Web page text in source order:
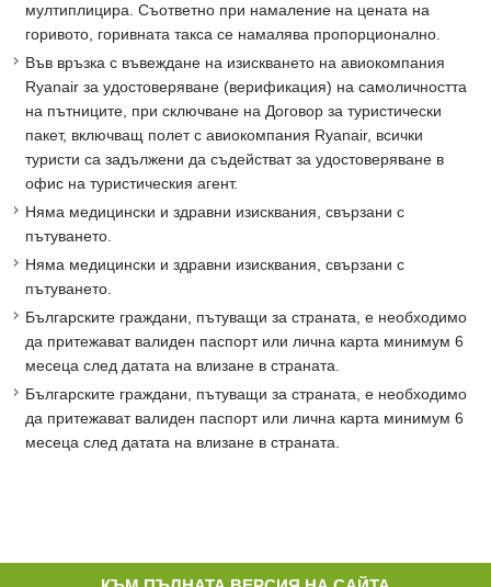
мултиплицира. Съответно при намаление на цената на
горивото, горивната такса се намалява пропорционално.
Във връзка с въвеждане на изискването на авиокомпания
Ryanair за удостоверяване (верификация) на самоличността
на пътниците, при сключване на Договор за туристически
пакет, включващ полет с авиокомпания Ryanair, всички
туристи са задължени да съдействат за удостоверяване в
офис на туристическия агент.
Няма медицински и здравни изисквания, свързани с
пътуването.
Няма медицински и здравни изисквания, свързани с
пътуването.
Българските граждани, пътуващи за страната, е необходимо
да притежават валиден паспорт или лична карта минимум 6
месеца след датата на влизане в страната.
Българските граждани, пътуващи за страната, е необходимо
да притежават валиден паспорт или лична карта минимум 6
месеца след датата на влизане в страната.